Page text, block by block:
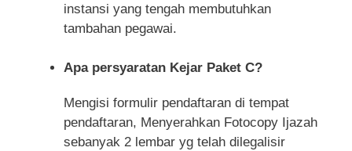
instansi yang tengah membutuhkan
tambahan pegawai.
Apa persyaratan Kejar Paket C?
Mengisi formulir pendaftaran di tempat
pendaftaran, Menyerahkan Fotocopy Ijazah
sebanyak 2 lembar yg telah dilegalisir